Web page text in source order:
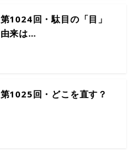
第1024回・駄目の「目」
由来は…
第1025回・どこを直す？